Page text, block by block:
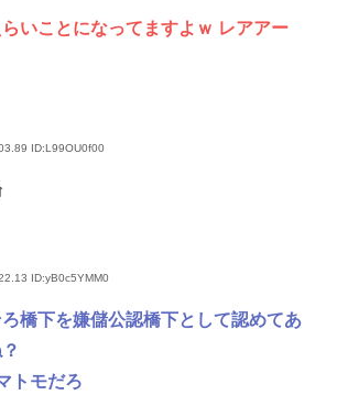
いことになってますよｗ レアアー
ID:L99OU0f00
ID:yB0c5YMM0
橋下を嫌儲公認橋下として認めてあ
トモだろ